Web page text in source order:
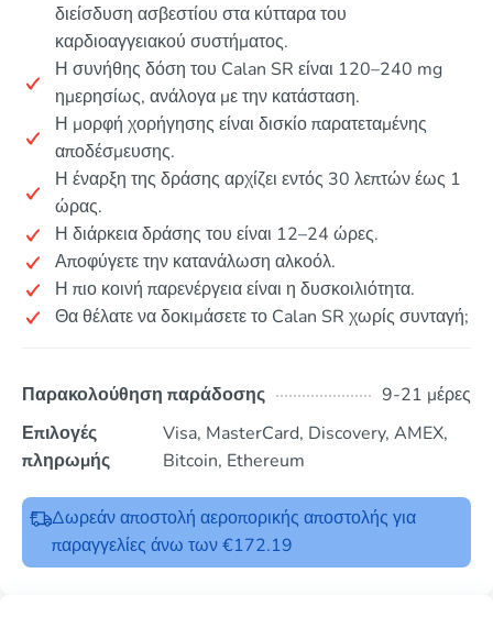
διείσδυση ασβεστίου στα κύτταρα του
καρδιοαγγειακού συστήματος.
Η συνήθης δόση του Calan SR είναι 120–240 mg
ημερησίως, ανάλογα με την κατάσταση.
Η μορφή χορήγησης είναι δισκίο παρατεταμένης
αποδέσμευσης.
Η έναρξη της δράσης αρχίζει εντός 30 λεπτών έως 1
ώρας.
Η διάρκεια δράσης του είναι 12–24 ώρες.
Αποφύγετε την κατανάλωση αλκοόλ.
Η πιο κοινή παρενέργεια είναι η δυσκοιλιότητα.
Θα θέλατε να δοκιμάσετε το Calan SR χωρίς συνταγή;
Παρακολούθηση παράδοσης
9-21 μέρες
Επιλογές
πληρωμής
Visa, MasterCard, Discovery, AMEX,
Bitcoin, Ethereum
Δωρεάν αποστολή αεροπορικής αποστολής για
παραγγελίες άνω των €172.19